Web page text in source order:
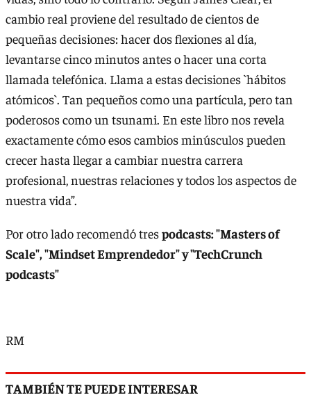
cambio real proviene del resultado de cientos de
pequeñas decisiones: hacer dos flexiones al día,
levantarse cinco minutos antes o hacer una corta
llamada telefónica. Llama a estas decisiones `hábitos
atómicos`. Tan pequeños como una partícula, pero tan
poderosos como un tsunami. En este libro nos revela
exactamente cómo esos cambios minúsculos pueden
crecer hasta llegar a cambiar nuestra carrera
profesional, nuestras relaciones y todos los aspectos de
nuestra vida”.
Por otro lado recomendó trespodcasts: "Masters of
Scale", "Mindset Emprendedor" y "TechCrunch
podcasts"
RM
TAMBIÉN TE PUEDE INTERESAR